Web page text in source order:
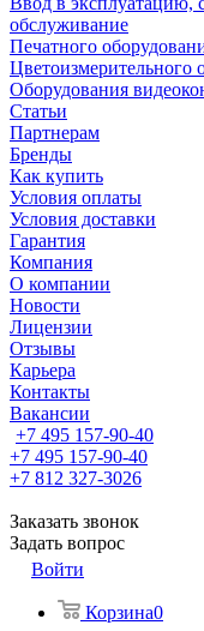
обслуживание
Печатного
Цветоизмерительного
Оборудования
Статьи
Партнерам
Бренды
Как купить
Условия оплаты
Условия доставки
Гарантия
Компания
О компании
Новости
Лицензии
Отзывы
Карьера
Контакты
Вакансии
+7 495 157-90-40
+7 495 157-90-40
+7 812 327-3026
Заказать звонок
Задать вопрос
Войти
Корзина0